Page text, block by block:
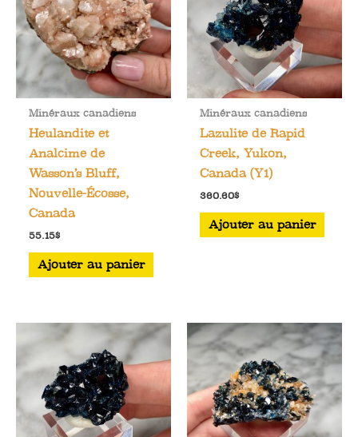
Minéraux canadiens
Heulandite et
Analcime de
Wasson’s Bluff,
Nouvelle-Écosse,
Canada
55.15$
Ajouter au panier
Minéraux canadiens
Lazulite de Rapid
Creek, Yukon,
Canada (Y1)
360.60$
Ajouter au panier